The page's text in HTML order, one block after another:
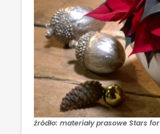
źródło: materiały prasowe Stars